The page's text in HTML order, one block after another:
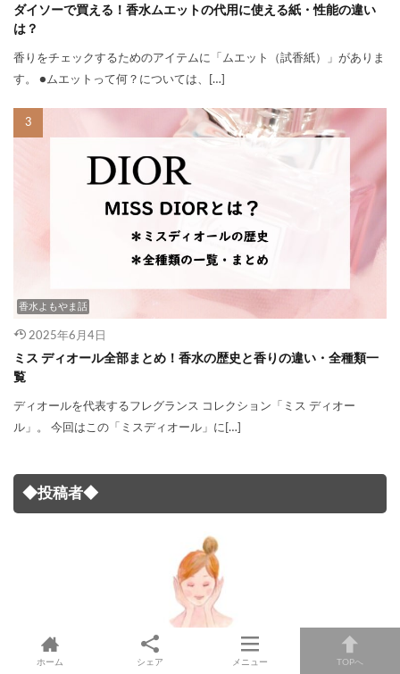
ダイソーで買える！香水ムエットの代用に使える紙・性能の違い
は？
香りをチェックするためのアイテムに「ムエット（試香紙）」がありま
す。 ●ムエットって何？については、[…]
香水よもやま話
2025年6月4日
ミス ディオール全部まとめ！香水の歴史と香りの違い・全種類一
覧
ディオールを代表するフレグランス コレクション「ミス ディオー
ル」。 今回はこの「ミスディオール」に[…]
◆投稿者◆
ホーム シェア メニュー TOPへ